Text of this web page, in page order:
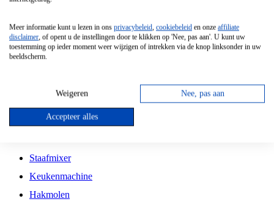
Vrijstaande Magnetron
Vrijstaande Kookplaat
Inbouw Gaskookplaat
Inbouw Keramische Kookplaat
Kookplaat Accessoires
Staafmixer
Keukenmachine
Hakmolen
Meer informatie kunt u lezen in ons privacybeleid, cookiebeleid en onze affiliate
disclaimer, of opent u de instellingen door te klikken op 'Nee, pas aan'. U kunt uw
toestemming op ieder moment weer wijzigen of intrekken via de knop linksonder in uw
beeldscherm.
Weigeren Nee, pas aan
Accepteer alles